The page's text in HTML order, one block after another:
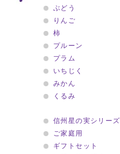
ぶどう
りんご
柿
プルーン
プラム
いちじく
みかん
くるみ
信州星の実シリーズ
ご家庭用
ギフトセット